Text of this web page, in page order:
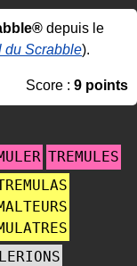
depuis le
du Scrabble).
Score : 9 points
TREMULES